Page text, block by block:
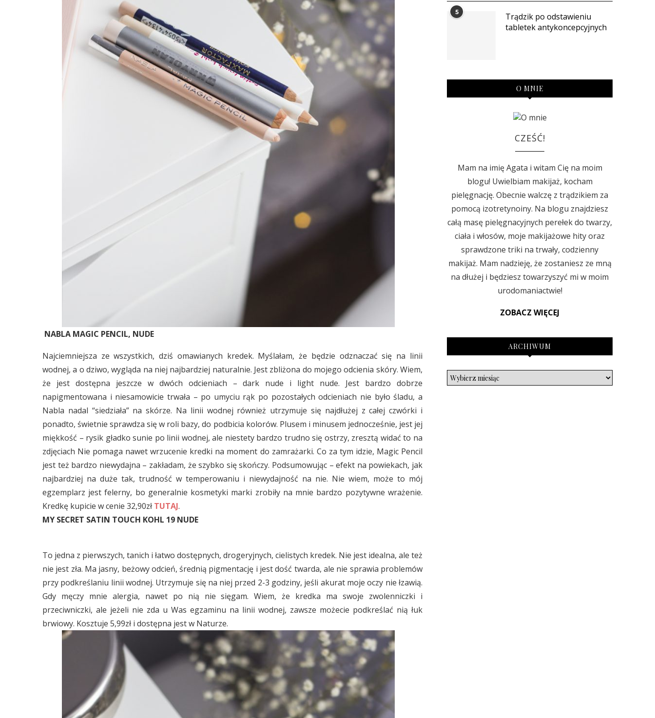
NABLA MAGIC PENCIL, NUDE
Najciemniejsza ze wszystkich, dziś omawianych kredek. Myślałam, że będzie odznaczać się na linii
wodnej, a o dziwo, wygląda na niej najbardziej naturalnie. Jest zbliżona do mojego odcienia skóry. Wiem,
że jest dostępna jeszcze w dwóch odcieniach – dark nude i light nude. Jest bardzo dobrze
napigmentowana i niesamowicie trwała – po umyciu rąk po pozostałych odcieniach nie było śladu, a
Nabla nadal “siedziała” na skórze. Na linii wodnej również utrzymuje się najdłużej z całej czwórki i
ponadto, świetnie sprawdza się w roli bazy, do podbicia kolorów. Plusem i minusem jednocześnie, jest jej
miękkość – rysik gładko sunie po linii wodnej, ale niestety bardzo trudno się ostrzy, zresztą widać to na
zdjęciach Nie pomaga nawet wrzucenie kredki na moment do zamrażarki. Co za tym idzie, Magic Pencil
jest też bardzo niewydajna – zakładam, że szybko się skończy. Podsumowując – efekt na powiekach, jak
najbardziej na duże tak, trudność w temperowaniu i niewydajność na nie. Nie wiem, może to mój
egzemplarz jest felerny, bo generalnie kosmetyki marki zrobiły na mnie bardzo pozytywne wrażenie.
Kredkę kupicie w cenie 32,90zł TUTAJ.
MY SECRET SATIN TOUCH KOHL 19 NUDE
To jedna z pierwszych, tanich i łatwo dostępnych, drogeryjnych, cielistych kredek. Nie jest idealna, ale też
nie jest zła. Ma jasny, beżowy odcień, średnią pigmentację i jest dość twarda, ale nie sprawia problemów
przy podkreślaniu linii wodnej. Utrzymuje się na niej przed 2-3 godziny, jeśli akurat moje oczy nie łzawią.
Gdy męczy mnie alergia, nawet po nią nie sięgam. Wiem, że kredka ma swoje zwolenniczki i
przeciwniczki, ale jeżeli nie zda u Was egzaminu na linii wodnej, zawsze możecie podkreślać nią łuk
brwiowy. Kosztuje 5,99zł i dostępna jest w Naturze.
5
Trądzik po odstawieniu
tabletek antykoncepcyjnych
O MNIE
CZEŚĆ!
Mam na imię Agata i witam Cię na moim
blogu! Uwielbiam makijaż, kocham
pielęgnację. Obecnie walczę z trądzikiem za
pomocą izotretynoiny. Na blogu znajdziesz
całą masę pielęgnacyjnych perełek do twarzy,
ciała i włosów, moje makijażowe hity oraz
sprawdzone triki na trwały, codzienny
makijaż. Mam nadzieję, że zostaniesz ze mną
na dłużej i będziesz towarzyszyć mi w moim
urodomaniactwie!
ZOBACZ WIĘCEJ
ARCHIWUM